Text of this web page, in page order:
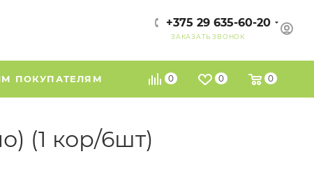
+375 29 635-60-20
ЗАКАЗАТЬ ЗВОНОК
0 0 0
ПОКУПАТЕЛЯМ
(1 кор/6шт)